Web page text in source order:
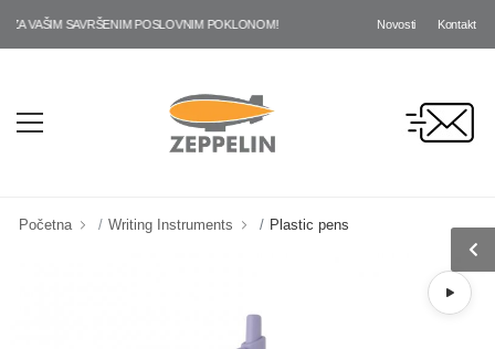
SAVRŠENIM POSLOVNIM POKLONOM! Novosti Kontakt
Početna Writing Instruments Plastic pens